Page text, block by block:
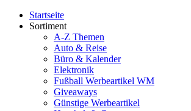
Startseite
Sortiment
A-Z Themen
Auto & Reise
Büro & Kalender
Elektronik
Fußball Werbeartikel WM
Giveaways
Günstige Werbeartikel